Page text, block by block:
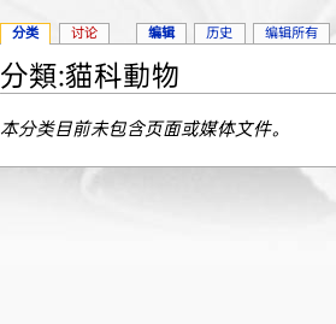
分類:貓科動物
本分类目前未包含页面或媒体文件。
分类 讨论 编辑 历史 编辑所有